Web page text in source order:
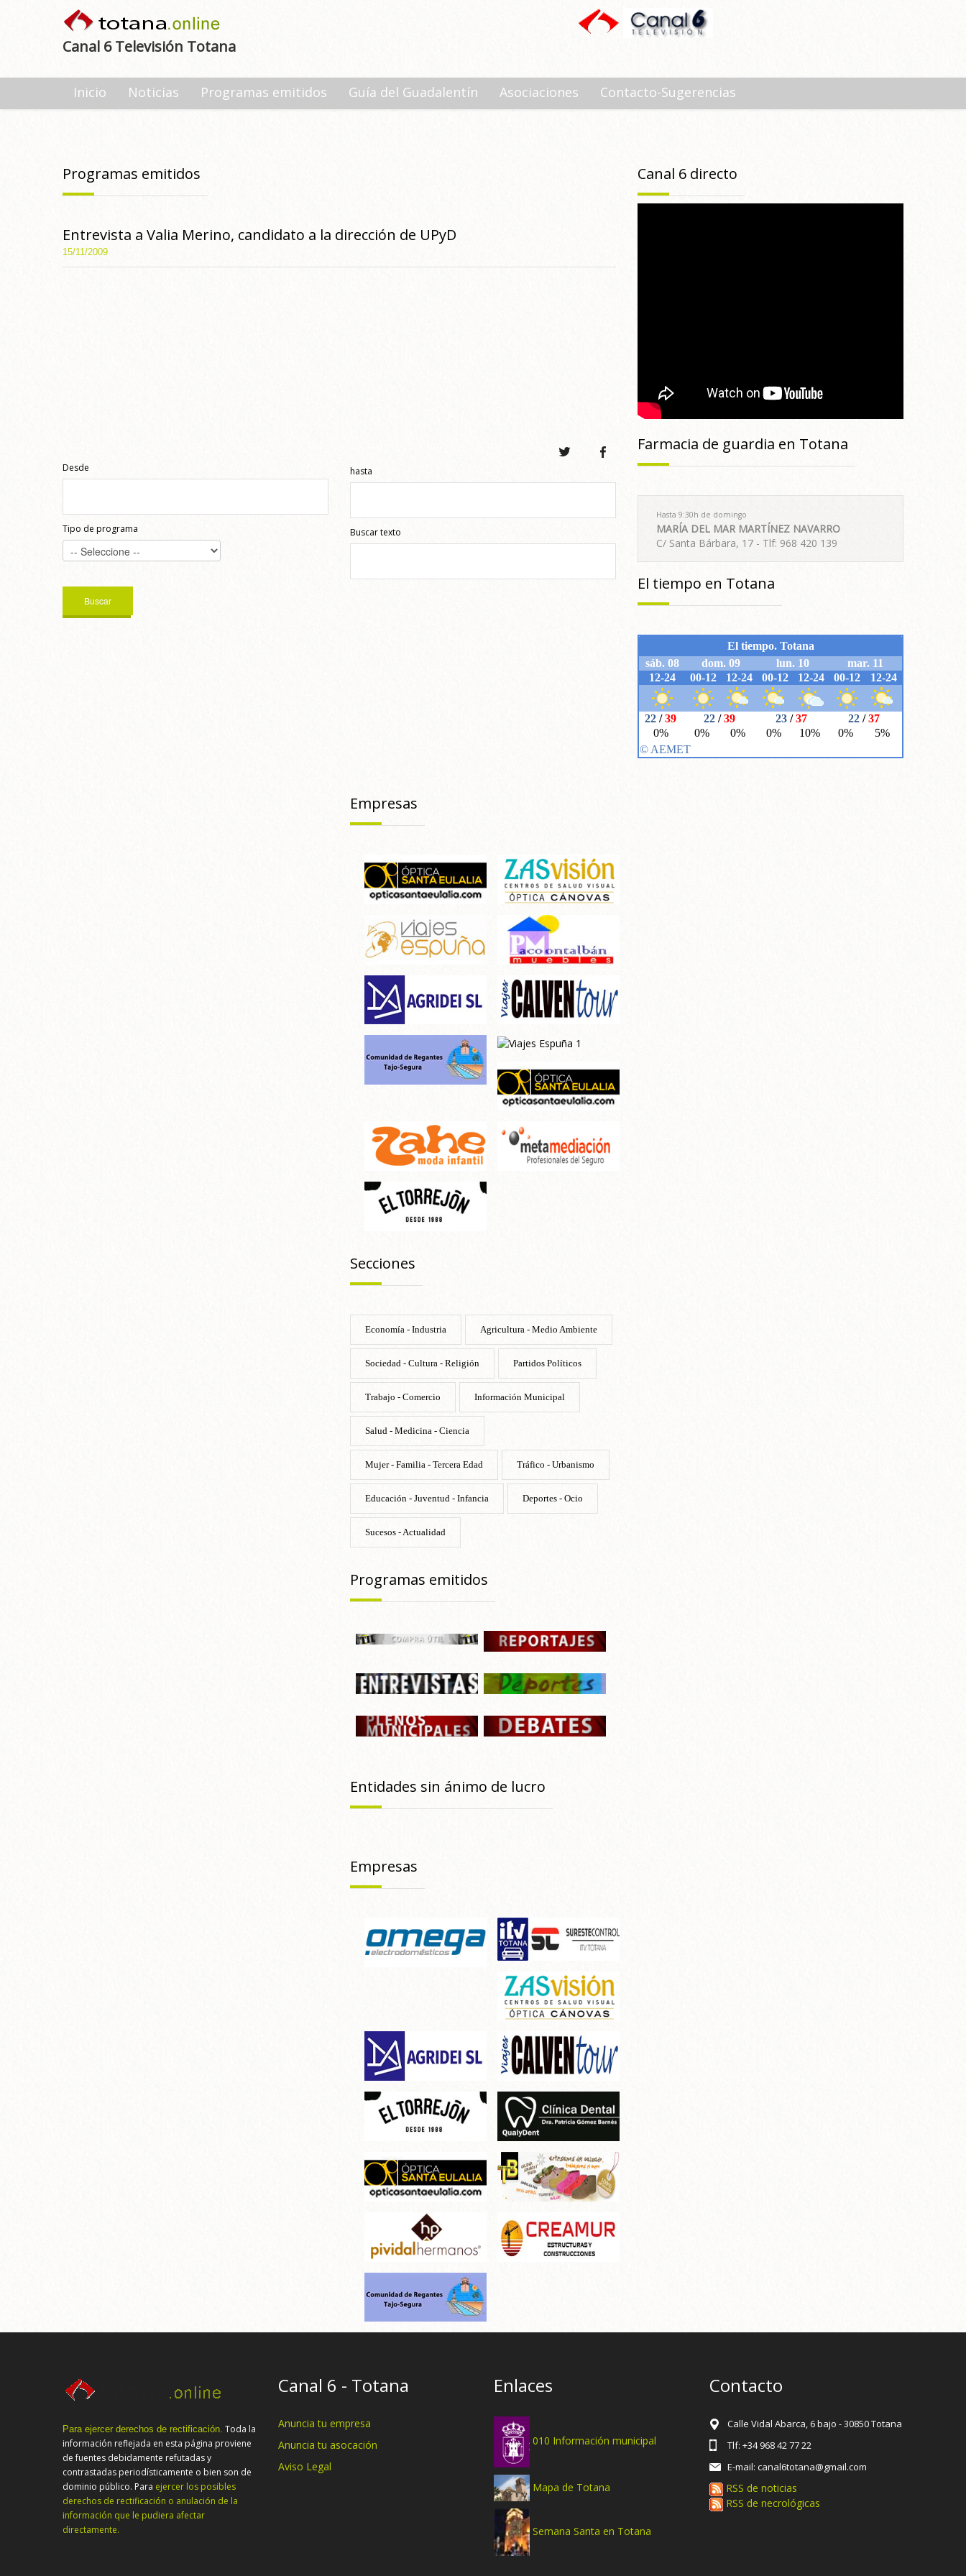
Canal 6 Televisión Totana
Inicio Noticias Programas emitidos Guía del Guadalentín Asociaciones Contacto-Sugerencias
Programas emitidos
Entrevista a Valia Merino, candidato a la dirección de UPyD
15/11/2009
Desde
Tipo de programa
hasta
Buscar texto
Canal 6 directo
Farmacia de guardia en Totana
Hasta 9:30h de domingo
MARÍA DEL MAR MARTÍNEZ NAVARRO
C/ Santa Bárbara, 17 - Tlf: 968 420 139
El tiempo en Totana
Empresas
Secciones
Economía - Industria Agricultura - Medio Ambiente
Sociedad - Cultura - Religión Partidos Políticos
Trabajo - Comercio Información Municipal
Salud - Medicina - Ciencia
Mujer - Familia - Tercera Edad Tráfico - Urbanismo
Educación - Juventud - Infancia Deportes - Ocio
Sucesos - Actualidad
Programas emitidos
Entidades sin ánimo de lucro
Empresas
Para ejercer derechos de rectificación. Toda la
información reflejada en esta página proviene
de fuentes debidamente refutadas y
contrastadas periodísticamente o bien son de
dominio público. Para ejercer los posibles
derechos de rectificación o anulación de la
información que le pudiera afectar
directamente.
Canal 6 - Totana
Anuncia tu empresa
Anuncia tu asocación
Aviso Legal
Enlaces
010 Información municipal
Mapa de Totana
Semana Santa en Totana
Contacto
Calle Vidal Abarca, 6 bajo - 30850 Totana
Tlf: +34 968 42 77 22
E-mail: canal6totana@gmail.com
RSS de noticias
RSS de necrológicas